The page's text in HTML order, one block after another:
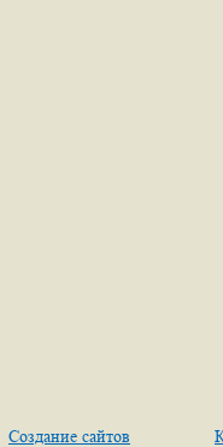
Создание сайтов